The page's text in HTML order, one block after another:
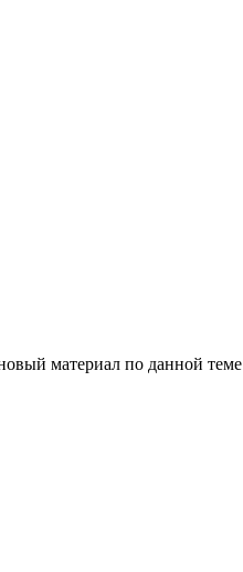
материал по данной теме